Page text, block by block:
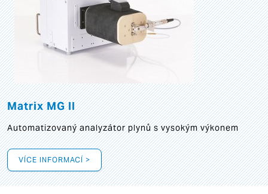
Matrix MG II
Automatizovaný analyzátor plynů s vysokým výkonem
VÍCE INFORMACÍ >